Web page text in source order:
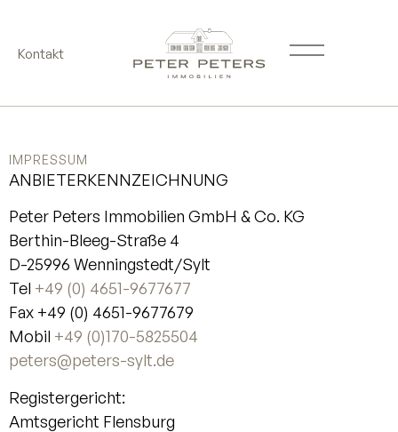
Kontakt
IMPRESSUM
ANBIETERKENNZEICHNUNG
Peter Peters Immobilien GmbH & Co. KG
Berthin-Bleeg-Straße 4
D-25996 Wenningstedt/Sylt
Tel +49 (0) 4651-9677677
Fax +49 (0) 4651-9677679
Mobil +49 (0)170-5825504
peters@peters-sylt.de
Registergericht:
Amtsgericht Flensburg